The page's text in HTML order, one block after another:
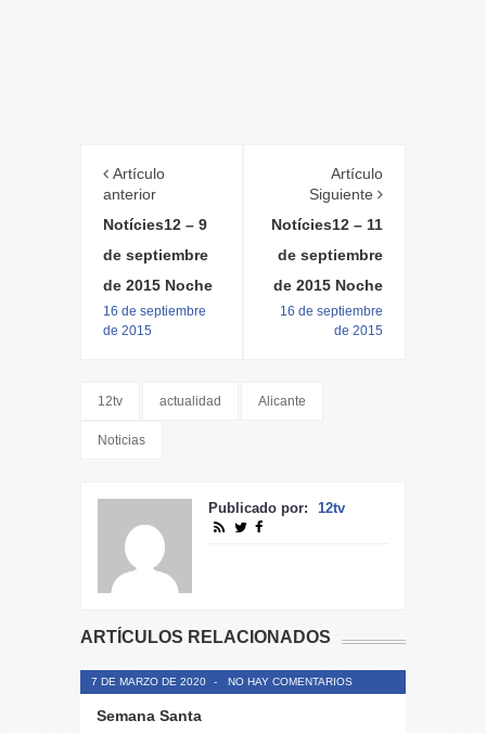
Artículo
anterior
Notícies12 – 9
de septiembre
de 2015 Noche
16 de septiembre
de 2015
Artículo
Siguiente
Notícies12 – 11
de septiembre
de 2015 Noche
16 de septiembre
de 2015
12tv actualidad Alicante
Noticias
Publicado por: 12tv
ARTÍCULOS RELACIONADOS
7 DE MARZO DE 2020 - NO HAY COMENTARIOS
Semana Santa